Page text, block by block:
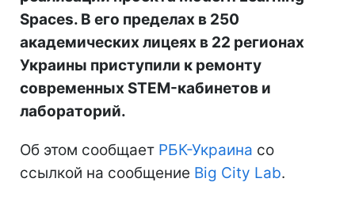
Spaces. В его пределах в 250
академических лицеях в 22 регионах
Украины приступили к ремонту
современных STEM-кабинетов и
лабораторий.
Об этом сообщает РБК-Украина со
ссылкой на сообщение Big City Lab.